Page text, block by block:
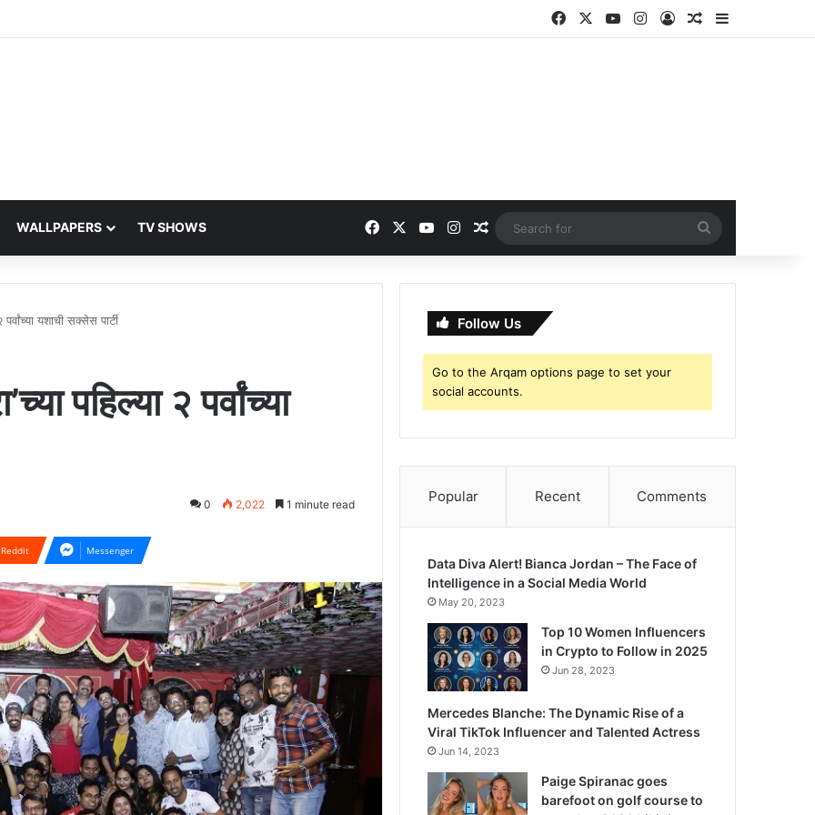
Facebook YouTubeInstagram
Log InRandom Article
WALLPAPERS TV SHOWS Facebook YouTubeInstagramRandom Article
for
पर्वांच्या यशाची सक्सेस पार्टी
पहिल्या २ पर्वांच्या
0 2,022 1 minute read
Reddit Messenger
Follow Us
Go to the Arqam options page to set your
social accounts.
Popular Recent Comments
Data Diva Alert! Bianca Jordan – The Face of
Intelligence in a Social Media World
May 20, 2023
Top 10 Women Influencers
in Crypto to Follow in 2025
Jun 28, 2023
Mercedes Blanche: The Dynamic Rise of a
Viral TikTok Influencer and Talented Actress
Jun 14, 2023
Paige Spiranac goes
barefoot on golf course to